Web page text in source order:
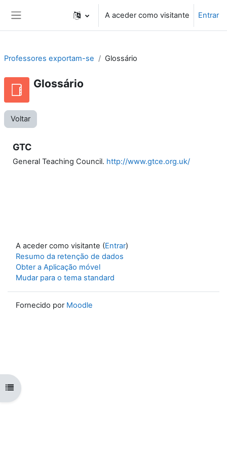
A aceder como visitante Entrar
Abrir índice da disciplina
Professores exportam-se Glossário
Glossário
Voltar
GTC
General Teaching Council. http://www.gtce.org.uk/
A aceder como visitante (Entrar)
Resumo da retenção de dados
Obter a Aplicação móvel
Mudar para o tema standard
Fornecido por Moodle